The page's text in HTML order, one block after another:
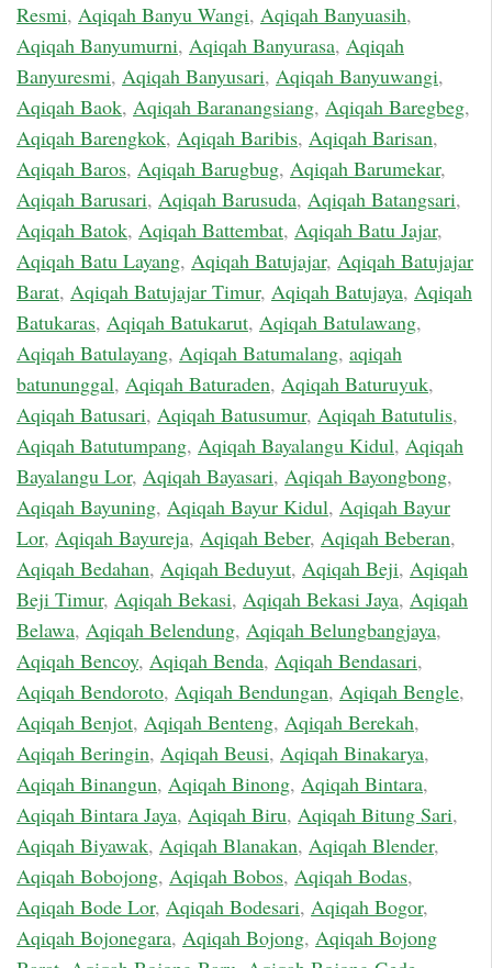
Resmi, Aqiqah Banyu Wangi, Aqiqah Banyuasih,
Aqiqah Banyumurni, Aqiqah Banyurasa, Aqiqah
Banyuresmi, Aqiqah Banyusari, Aqiqah Banyuwangi,
Aqiqah Baok, Aqiqah Baranangsiang, Aqiqah Baregbeg,
Aqiqah Barengkok, Aqiqah Baribis, Aqiqah Barisan,
Aqiqah Baros, Aqiqah Barugbug, Aqiqah Barumekar,
Aqiqah Barusari, Aqiqah Barusuda, Aqiqah Batangsari,
Aqiqah Batok, Aqiqah Battembat, Aqiqah Batu Jajar,
Aqiqah Batu Layang, Aqiqah Batujajar, Aqiqah Batujajar
Barat, Aqiqah Batujajar Timur, Aqiqah Batujaya, Aqiqah
Batukaras, Aqiqah Batukarut, Aqiqah Batulawang,
Aqiqah Batulayang, Aqiqah Batumalang, aqiqah
batununggal, Aqiqah Baturaden, Aqiqah Baturuyuk,
Aqiqah Batusari, Aqiqah Batusumur, Aqiqah Batutulis,
Aqiqah Batutumpang, Aqiqah Bayalangu Kidul, Aqiqah
Bayalangu Lor, Aqiqah Bayasari, Aqiqah Bayongbong,
Aqiqah Bayuning, Aqiqah Bayur Kidul, Aqiqah Bayur
Lor, Aqiqah Bayureja, Aqiqah Beber, Aqiqah Beberan,
Aqiqah Bedahan, Aqiqah Beduyut, Aqiqah Beji, Aqiqah
Beji Timur, Aqiqah Bekasi, Aqiqah Bekasi Jaya, Aqiqah
Belawa, Aqiqah Belendung, Aqiqah Belungbangjaya,
Aqiqah Bencoy, Aqiqah Benda, Aqiqah Bendasari,
Aqiqah Bendoroto, Aqiqah Bendungan, Aqiqah Bengle,
Aqiqah Benjot, Aqiqah Benteng, Aqiqah Berekah,
Aqiqah Beringin, Aqiqah Beusi, Aqiqah Binakarya,
Aqiqah Binangun, Aqiqah Binong, Aqiqah Bintara,
Aqiqah Bintara Jaya, Aqiqah Biru, Aqiqah Bitung Sari,
Aqiqah Biyawak, Aqiqah Blanakan, Aqiqah Blender,
Aqiqah Bobojong, Aqiqah Bobos, Aqiqah Bodas,
Aqiqah Bode Lor, Aqiqah Bodesari, Aqiqah Bogor,
Aqiqah Bojonegara, Aqiqah Bojong, Aqiqah Bojong